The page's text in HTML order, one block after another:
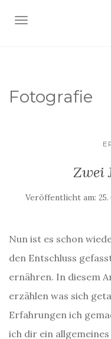
NAVIGATION EIN-/
Fotografie
Zwei
Veröffentlicht am:
Nun ist es schon
den Entschluss
ernähren. In diesem
erzählen was sich
Erfahrungen ich
ich dir ein